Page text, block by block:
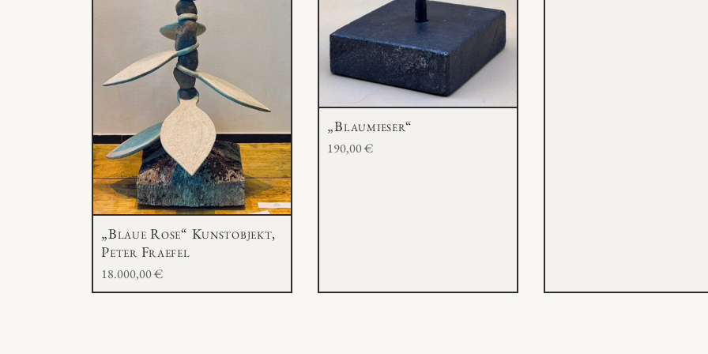
„Blaue Rose“ Kunstobjekt,
Peter Fraefel
18.000,00€
„Blaumieser“
190,00€